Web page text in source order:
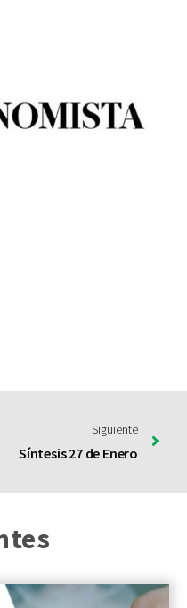
Siguiente
Síntesis 27 de Enero